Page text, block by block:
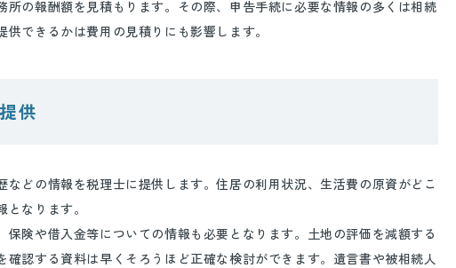
所の報酬額を見積もります。その際、申告手続に必要な情報の多くは相続
できるかは費用の見積りにも影響します。
供
どの情報を税理士に提供します。住居の利用状況、生活費の原資がどこ
なります。
険や借入金等についての情報も必要となります。土地の評価を減額する
確認する資料は早くそろうほど正確な検討ができます。遺言書や被相続人